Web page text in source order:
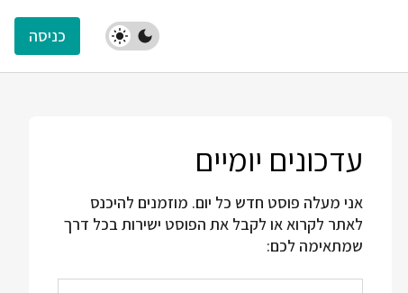
כניסה
עדכונים יומיים
אני מעלה פוסט חדש כל יום. מוזמנים להיכנס
לאתר לקרוא או לקבל את הפוסט ישירות בכל דרך
שמתאימה לכם: